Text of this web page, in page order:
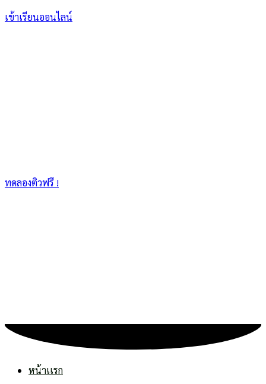
เข้าเรียนออนไลน์
ทดลองติวฟรี !
หน้าเเรก